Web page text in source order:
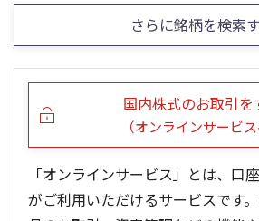
13週移動平均 26週移動平均
0
5ヶ月移動平均 25ヶ月移動平均
0
さらに銘柄を検索
国内株式のお取引を
（オンラインサービス
「オンラインサービス」とは、口
がご利用いただけるサービスです